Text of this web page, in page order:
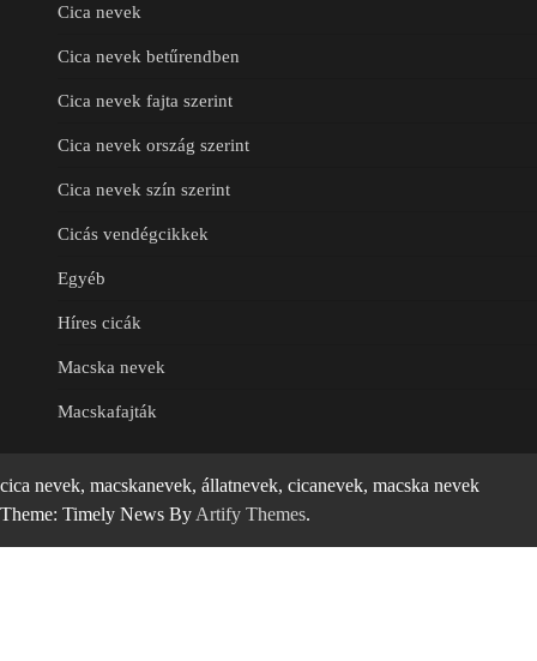
Cica nevek
Cica nevek betűrendben
Cica nevek fajta szerint
Cica nevek ország szerint
Cica nevek szín szerint
Cicás vendégcikkek
Egyéb
Híres cicák
Macska nevek
Macskafajták
cica nevek, macskanevek, állatnevek, cicanevek, macska nevek
Theme: Timely News By Artify Themes.